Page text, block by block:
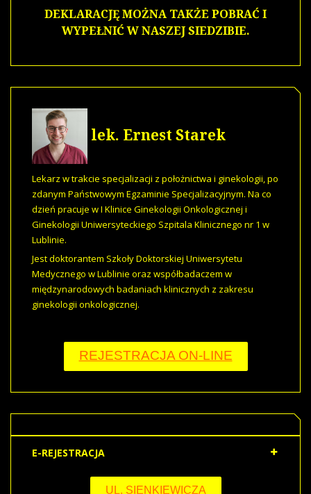
DEKLARACJĘ MOŻNA TAKŻE POBRAĆ I
WYPEŁNIĆ W NASZEJ SIEDZIBIE.
lek. Ernest Starek
Lekarz w trakcie specjalizacji z położnictwa i ginekologii, po
zdanym Państwowym Egzaminie Specjalizacyjnym. Na co
dzień pracuje w I Klinice Ginekologii Onkologicznej i
Ginekologii Uniwersyteckiego Szpitala Klinicznego nr 1 w
Lublinie.
Jest doktorantem Szkoły Doktorskiej Uniwersytetu
Medycznego w Lublinie oraz współbadaczem w
międzynarodowych badaniach klinicznych z zakresu
ginekologii onkologicznej.
REJESTRACJA ON-LINE
E-REJESTRACJA
UL. SIENKIEWICZA